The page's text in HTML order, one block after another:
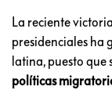
La reciente
presidenciales ha
latina, puesto que
políticas